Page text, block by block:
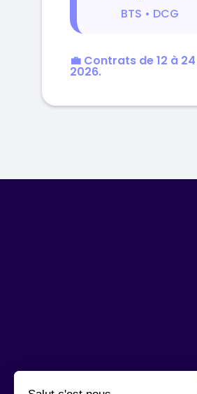
BTS • DCG
💼 Contrats de 12 à
2026.